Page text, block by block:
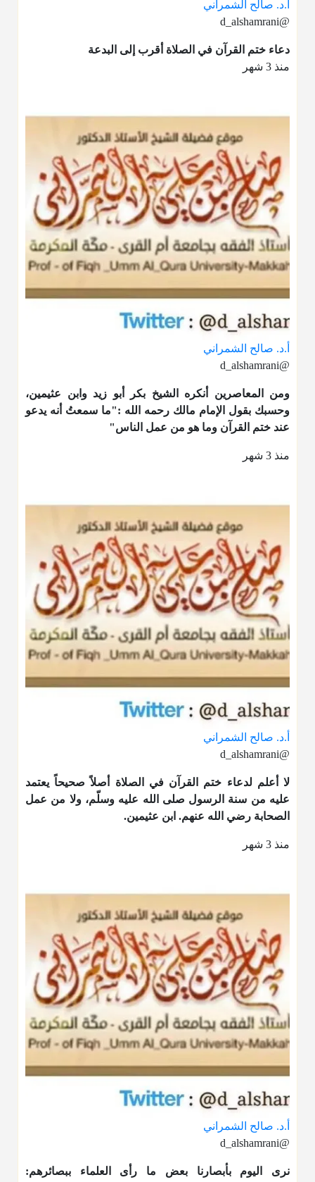
أ.د. صالح الشمراني
@d_alshamrani
دعاء ختم القرآن في الصلاة أقرب إلى البدعة
منذ 3 شهر
أ.د. صالح الشمراني
@d_alshamrani
ومن المعاصرين أنكره الشيخ بكر أبو زيد وابن عثيمين،
وحسبك بقول الإمام مالك رحمه الله :"ما سمعتُ أنه يدعو
عند ختم القرآن وما هو من عمل الناس"
منذ 3 شهر
أ.د. صالح الشمراني
@d_alshamrani
لا أعلم لدعاء ختم القرآن في الصلاة أصلاً صحيحاً يعتمد
عليه من سنة الرسول صلى الله عليه وسلّم، ولا من عمل
الصحابة رضي الله عنهم. ابن عثيمين.
منذ 3 شهر
أ.د. صالح الشمراني
@d_alshamrani
نرى اليوم بأبصارنا بعض ما رأى العلماء ببصائرهم: